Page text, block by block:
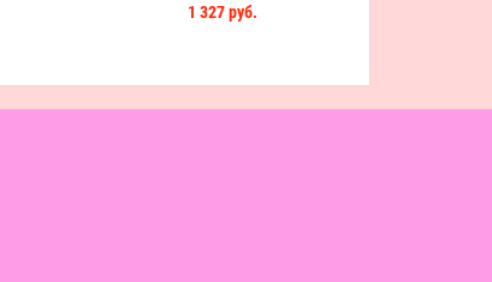
черным чесноком
1 327 руб.